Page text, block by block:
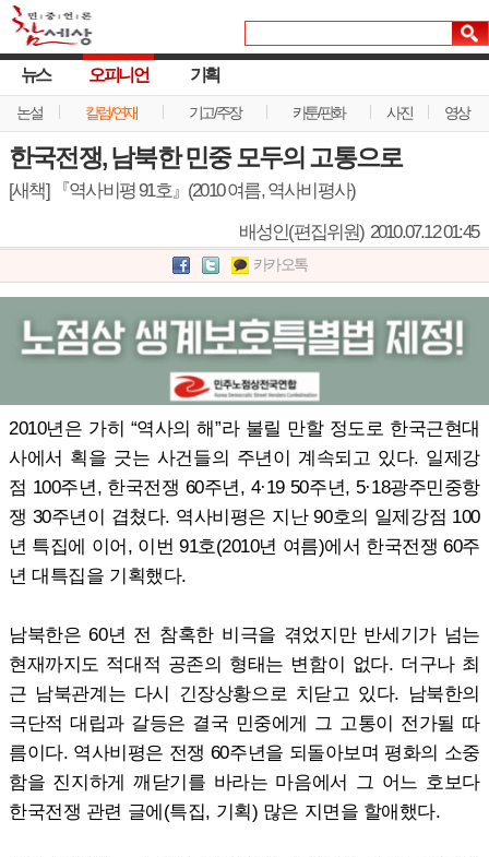
뉴스 오피니언
논설 칼럼/연재 기고/주장 카툰/판화 사진 영상
기획
한국전쟁, 남북한 민중 모두의 고통으로
[새책] 『역사비평 91호』(2010 여름, 역사비평사)
배성인(편집위원) 2010.07.12 01:45
카카오톡
2010년은 가히 “역사의 해”라 불릴 만할 정도로 한국근현대
사에서 획을 긋는 사건들의 주년이 계속되고 있다. 일제강
점 100주년, 한국전쟁 60주년, 4·19 50주년, 5·18광주민중항
쟁 30주년이 겹쳤다. 역사비평은 지난 90호의 일제강점 100
년 특집에 이어, 이번 91호(2010년 여름)에서 한국전쟁 60주
년 대특집을 기획했다.
남북한은 60년 전 참혹한 비극을 겪었지만 반세기가 넘는
현재까지도 적대적 공존의 형태는 변함이 없다. 더구나 최
근 남북관계는 다시 긴장상황으로 치닫고 있다. 남북한의
극단적 대립과 갈등은 결국 민중에게 그 고통이 전가될 따
름이다. 역사비평은 전쟁 60주년을 되돌아보며 평화의 소중
함을 진지하게 깨닫기를 바라는 마음에서 그 어느 호보다
한국전쟁 관련 글에(특집, 기획) 많은 지면을 할애했다.